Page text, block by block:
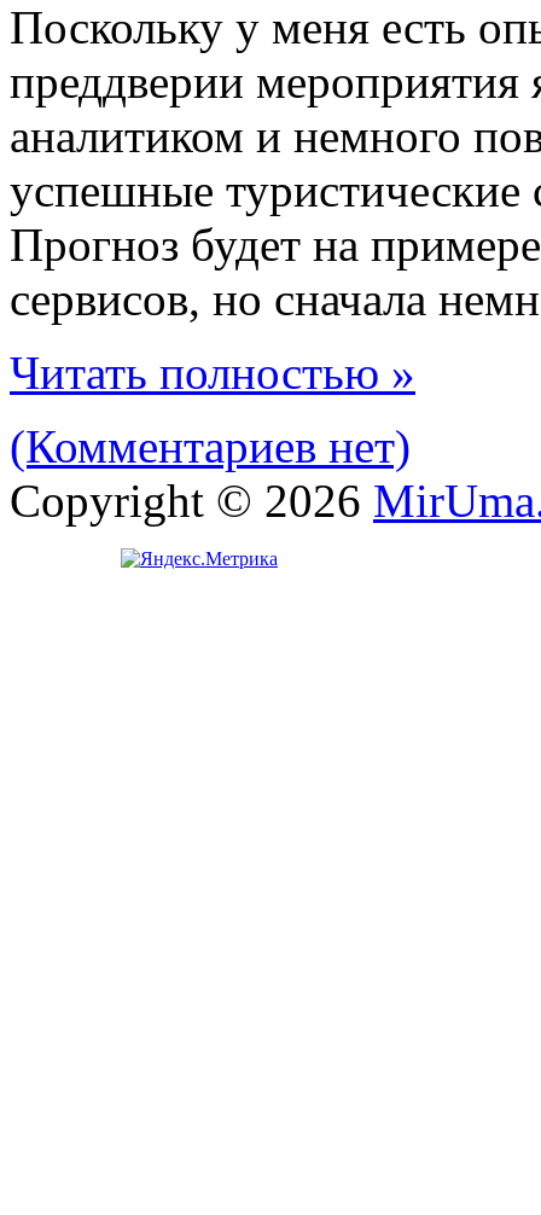
Поскольку у меня есть
преддверии
аналитиком и немного
успешные туристические
Прогноз будет на
сервисов, но сначала
Читать полностью »
(Комментариев нет)
Copyright © 2026